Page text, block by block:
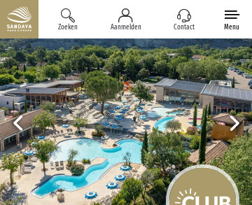
Zoeken Aanmelden Contact Menu